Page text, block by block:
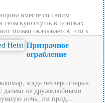
вместе со своим
сельскую глушь в поисках
только оказывается, что з...
Призрачное
ограбление
когда четверо старых
далеко не дружелюбными
ночь, им прид...